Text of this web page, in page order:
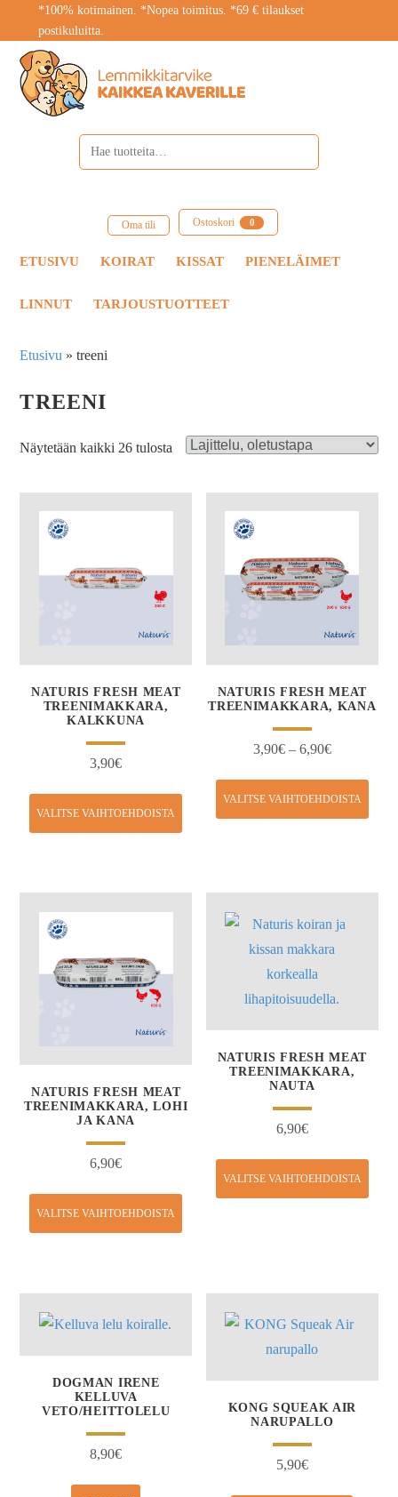
*100% kotimainen. *Nopea toimitus. *69 € tilaukset
postikuluitta.
Oma tili Ostoskori 0
ETUSIVU KOIRAT KISSAT PIENELÄIMET
LINNUT TARJOUSTUOTTEET
Etusivu »treeni
TREENI
Näytetään kaikki 26 tulosta
NATURIS FRESH MEAT
TREENIMAKKARA,
KALKKUNA
3,90€
VALITSE VAIHTOEHDOISTA
NATURIS FRESH MEAT
TREENIMAKKARA, KANA
3,90€ – 6,90€
VALITSE VAIHTOEHDOISTA
NATURIS FRESH MEAT
TREENIMAKKARA, LOHI
JA KANA
6,90€
VALITSE VAIHTOEHDOISTA
NATURIS FRESH MEAT
TREENIMAKKARA,
NAUTA
6,90€
VALITSE VAIHTOEHDOISTA
DOGMAN IRENE
KELLUVA
VETO/HEITTOLELU
8,90€
KONG SQUEAK AIR
NARUPALLO
5,90€